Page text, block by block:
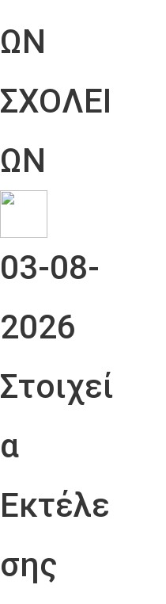
ΩΝ
ΣΧΟΛΕΙ
ΩΝ
03-08-
2026
Στοιχεί
α
Εκτέλε
σης